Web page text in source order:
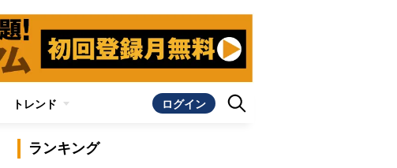
トレンド ログイン
ランキング